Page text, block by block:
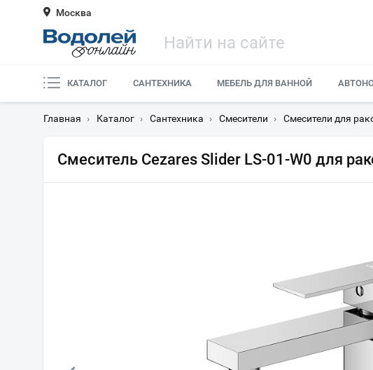
Москва
КАТАЛОГ САНТЕХНИКА МЕБЕЛЬ ДЛЯ ВАННОЙ
Главная › Каталог › Сантехника › Смесители › Смесители для
Смеситель Cezares Slider LS-01-W0 для